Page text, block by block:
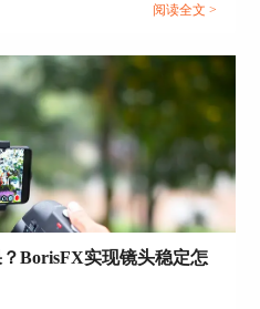
阅读全文 >
BorisFX实现镜头稳定怎